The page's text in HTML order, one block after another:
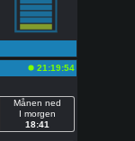
21:19:54
Månen ned
I morgen
18:41